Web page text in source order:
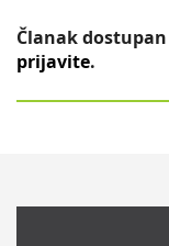
Članak
prijavite.